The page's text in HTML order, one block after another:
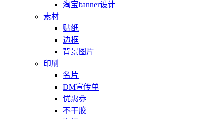
淘宝banner设计
素材
贴纸
边框
背景图片
印刷
名片
DM宣传单
优惠券
不干胶